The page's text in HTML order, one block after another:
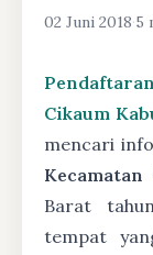
02 Juni 2018·5
Cikaum
mencari
Kecamatan
Barat
tempat